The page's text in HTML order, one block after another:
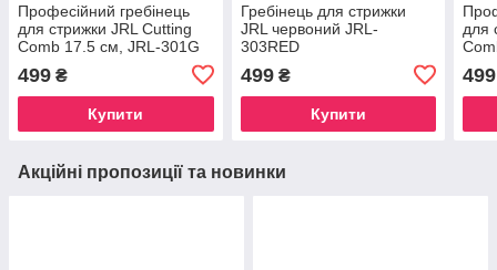
Професійний гребінець
для стрижки JRL Cutting
Comb 17.5 см, JRL-301G
499 ₴
Купити
Гребінець для стрижки
JRL червоний JRL-
303RED
499₴
Купити
для
499
Акційні пропозиції та новинки